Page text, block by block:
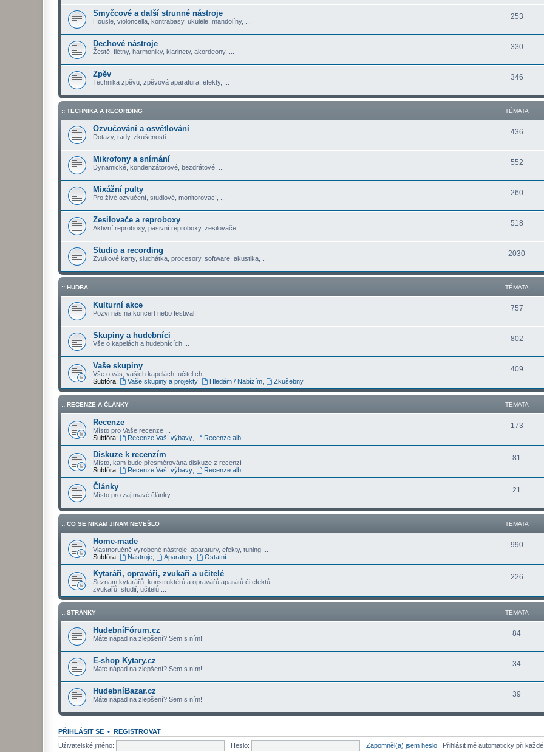
Smyčcové a další strunné nástroje
Housle, violoncella, kontrabasy, ukulele, mandolíny, ...
253
Dechové nástroje
Žestě, flétny, harmoniky, klarinety, akordeony, ...
330
Zpěv
Technika zpěvu, zpěvová aparatura, efekty, ...
346
:: TECHNIKA A RECORDING TÉMATA
Ozvučování a osvětlování
Dotazy, rady, zkušenosti ...
436
Mikrofony a snímání
Dynamické, kondenzátorové, bezdrátové, ...
552
Mixážní pulty
Pro živé ozvučení, studiové, monitorovací, ...
260
Zesilovače a reproboxy
Aktivní reproboxy, pasivní reproboxy, zesilovače, ...
518
Studio a recording
Zvukové karty, sluchátka, procesory, software, akustika, ...
2030
:: HUDBA TÉMATA
Kulturní akce
Pozvi nás na koncert nebo festival!
757
Skupiny a hudebníci
Vše o kapelách a hudebnících ...
802
Vaše skupiny
Vše o vás, vašich kapelách, učitelích ...
Subfóra:
Vaše skupiny a projekty, Hledám / Nabízím, Zkušebny
409
:: RECENZE A ČLÁNKY TÉMATA
Recenze
Místo pro Vaše recenze ...
Subfóra:
Recenze Vaší výbavy, Recenze alb
173
Diskuze k recenzím
Místo, kam bude přesměrována diskuze z recenzí
Subfóra:
Recenze Vaší výbavy, Recenze alb
81
Články
Místo pro zajímavé články ...
21
:: CO SE NIKAM JINAM NEVEŠLO TÉMATA
Home-made
Vlastnoručně vyrobené nástroje, aparatury, efekty, tuning ...
Subfóra:
Nástroje, Aparatury, Ostatní
990
Kytaráři, opraváři, zvukaři a učitelé
Seznam kytarářů, konstruktérů a opravářů aparátů či efektů,
zvukařů, studií, učitelů ...
226
:: STRÁNKY TÉMATA
HudebníFórum.cz
Máte nápad na zlepšení? Sem s ním!
84
E-shop Kytary.cz
Máte nápad na zlepšení? Sem s ním!
34
HudebníBazar.cz
Máte nápad na zlepšení? Sem s ním!
39
PŘIHLÁSIT SE • REGISTROVAT
Uživatelské jméno:
Heslo: Zapomněl(a) jsem heslo | Přihlásit mě automaticky při